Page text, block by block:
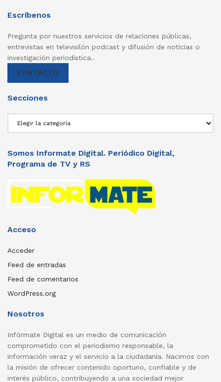
Escríbenos
Pregunta por nuestros servicios de relaciones públicas,
entrevistas en televisilón podcast y difusión de noticias o
investigación periodistica..
CONTACTO
Secciones
Somos Informate Digital. Periódico Digital,
Programa de TV y RS
Acceso
Acceder
Feed de entradas
Feed de comentarios
WordPress.org
Nosotros
Infórmate Digital es un medio de comunicación
comprometido con el periodismo responsable, la
información veraz y el servicio a la ciudadanía. Nacimos con
la misión de ofrecer contenido oportuno, confiable y de
interés público, contribuyendo a una sociedad mejor